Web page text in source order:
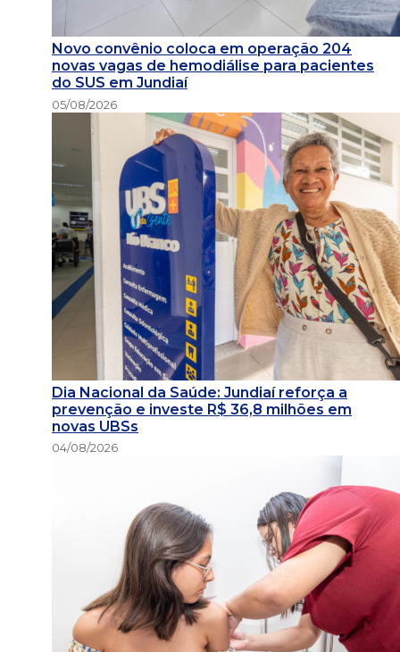
Novo convênio coloca em operação 204
novas vagas de hemodiálise para pacientes
do SUS em Jundiaí
05/08/2026
Dia Nacional da Saúde: Jundiaí reforça a
prevenção e investe R$ 36,8 milhões em
novas UBSs
04/08/2026